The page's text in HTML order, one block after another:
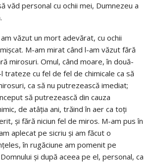
văd personal cu ochii mei, Dumnezeu a
văzut un mort adevărat, cu ochii
M-am mirat când l-am văzut fără
mirosuri. Omul, când moare, în două-
trateze cu fel de fel de chimicale ca să
ca să nu putrezească imediat;
să putrezească din cauza
de atâţia ani, trăind în aer ca toţi
şi fără niciun fel de miros. M-am pus în
aplecat pe sicriu şi am făcut o
în rugăciune am pomenit pe
şi după aceea pe el, personal, ca